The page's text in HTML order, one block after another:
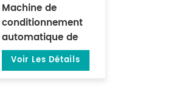
Machine de
conditionnement
automatique de
sachets de thé à
scellage sur trois
Voir Les Détails